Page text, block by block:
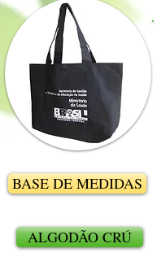
BASE DE MEDIDAS
ALGODÃO CRÚ